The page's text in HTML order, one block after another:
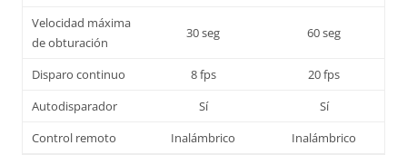
Velocidad máxima
de obturación
30 seg 60 seg
Disparo continuo 8 fps
20 fps
Autodisparador
Sí
Sí
Control remoto
Inalámbrico Inalámbrico